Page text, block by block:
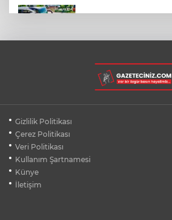
BURSA'DA DEPO
SIÇRAMADAN
SİLİVRİ'DE YANGIN:
Gizlilik Politikası
Çerez Politikası
Veri Politikası
Kullanım Şartnamesi
Künye
İletişim